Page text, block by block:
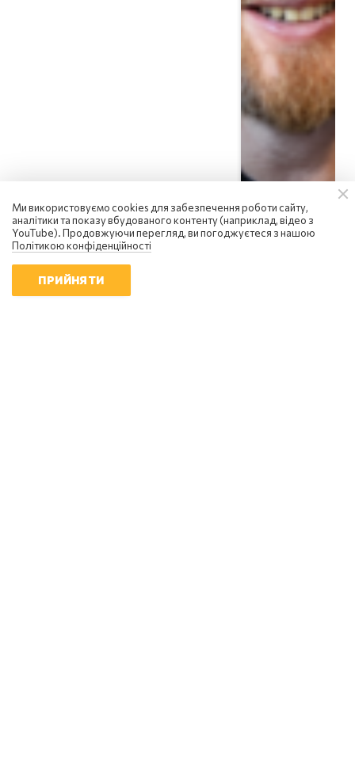
Ми використовуємо cookies для забезпечення роботи сайту,
аналітики та показу вбудованого контенту (наприклад, відео з
YouTube). Продовжуючи перегляд, ви погоджуєтеся з нашою
Політикою конфіденційності
ПРИЙНЯТИ